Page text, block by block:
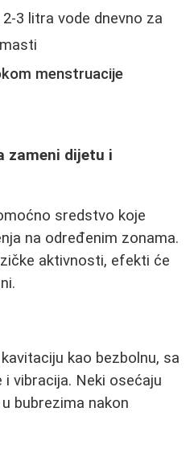
3 litra vode dnevno za
menstruacije
zameni dijetu i
sredstvo koje
na određenim zonama.
aktivnosti, efekti će
kao bezbolnu, sa
vibracija. Neki osećaju
bubrezima nakon